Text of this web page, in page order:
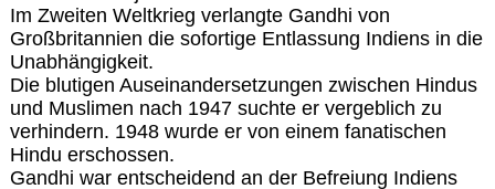
Im Zweiten Weltkrieg verlangte Gandhi von
Großbritannien die sofortige Entlassung Indiens in die
Unabhängigkeit.
Die blutigen Auseinandersetzungen zwischen Hindus
und Muslimen nach 1947 suchte er vergeblich zu
verhindern. 1948 wurde er von einem fanatischen
Hindu erschossen.
Gandhi war entscheidend an der Befreiung Indiens